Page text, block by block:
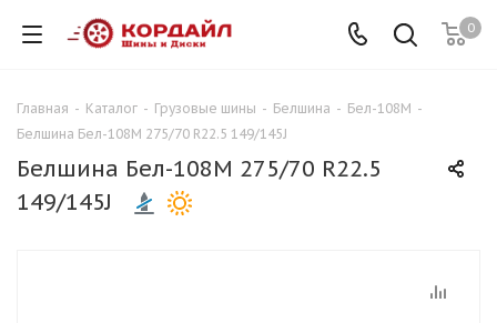
0
Главная - Каталог - Грузовые шины - Белшина - Бел-108М -
Белшина Бел-108М 275/70 R22.5 149/145J
Белшина Бел-108М 275/70 R22.5
149/145J